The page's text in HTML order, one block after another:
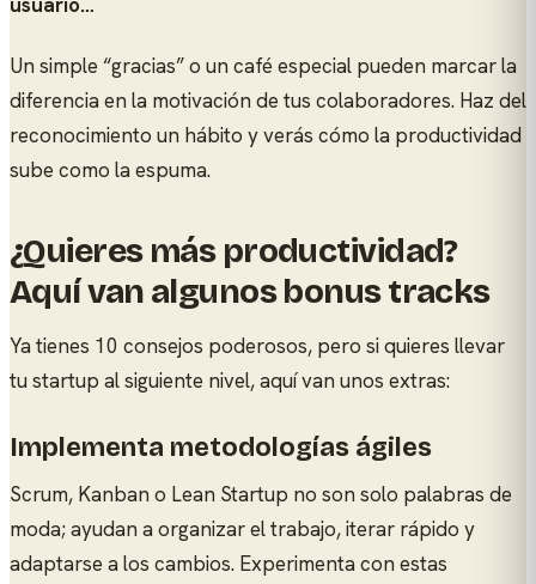
Un simple “gracias” o un café especial pueden marcar la
diferencia en la motivación de tus colaboradores. Haz del
reconocimiento un hábito y verás cómo la productividad
sube como la espuma.
¿Quieres más productividad?
Aquí van algunos bonus tracks
Ya tienes 10 consejos poderosos, pero si quieres llevar
tu startup al siguiente nivel, aquí van unos extras:
Implementa metodologías ágiles
Scrum, Kanban o Lean Startup no son solo palabras de
moda; ayudan a organizar el trabajo, iterar rápido y
adaptarse a los cambios. Experimenta con estas